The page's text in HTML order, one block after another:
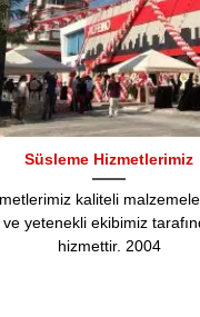
Süsleme Hizmetlerimiz
kaliteli
yetenekli ekibimiz
hizmettir. 2004